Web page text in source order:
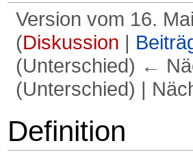
Version vom 16.
(Diskussion |
(Unterschied) ←
(Unterschied) |
Definition